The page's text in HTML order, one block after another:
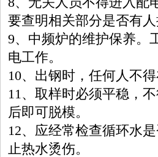
要查明相关部分是否有
9、 中频炉的维护保养。
电工作。
10、出钢时，任何人不
11、取样时必须平稳，
后即可脱模。
12、应经常检查循环水
止热水烫伤。